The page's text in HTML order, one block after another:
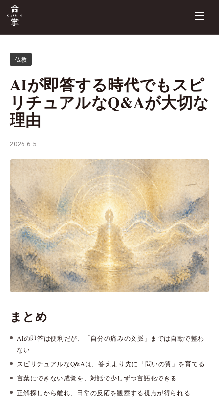
仏教
AIが即答する時代でもスピ
リチュアルなQ&Aが大切な
理由
2026.6.5
まとめ
AIの即答は便利だが、「自分の痛みの文脈」までは自動で整わ
ない
スピリチュアルなQ&Aは、答えより先に「問いの質」を育てる
言葉にできない感覚を、対話で少しずつ言語化できる
正解探しから離れ、日常の反応を観察する視点が得られる